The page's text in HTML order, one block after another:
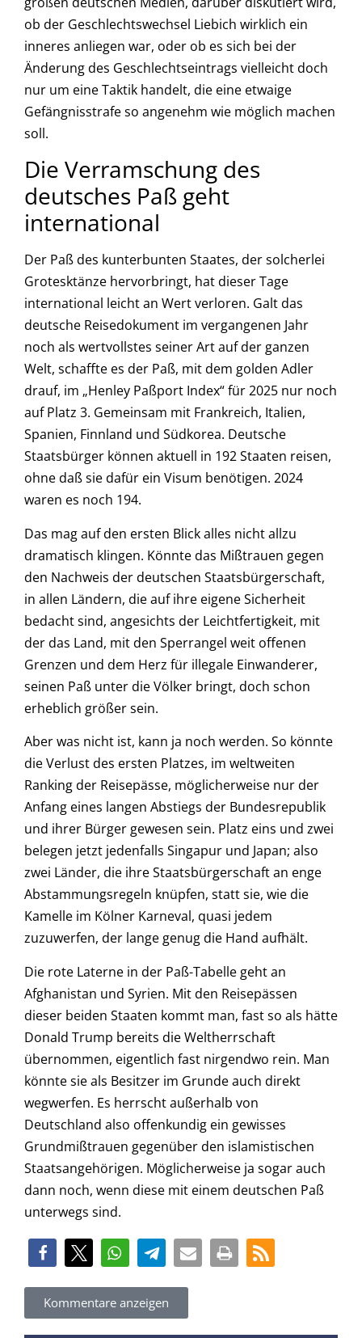
ob der Geschlechtswechsel Liebich wirklich ein
inneres anliegen war, oder ob es sich bei der
Änderung des Geschlechtseintrags vielleicht doch
nur um eine Taktik handelt, die eine etwaige
Gefängnisstrafe so angenehm wie möglich machen
soll.
Die Verramschung des
deutsches Paß geht
international
Der Paß des kunterbunten Staates, der solcherlei
Grotesktänze hervorbringt, hat dieser Tage
international leicht an Wert verloren. Galt das
deutsche Reisedokument im vergangenen Jahr
noch als wertvollstes seiner Art auf der ganzen
Welt, schaffte es der Paß, mit dem golden Adler
drauf, im „Henley Paßport Index“ für 2025 nur noch
auf Platz 3. Gemeinsam mit Frankreich, Italien,
Spanien, Finnland und Südkorea. Deutsche
Staatsbürger können aktuell in 192 Staaten reisen,
ohne daß sie dafür ein Visum benötigen. 2024
waren es noch 194.
Das mag auf den ersten Blick alles nicht allzu
dramatisch klingen. Könnte das Mißtrauen gegen
den Nachweis der deutschen Staatsbürgerschaft,
in allen Ländern, die auf ihre eigene Sicherheit
bedacht sind, angesichts der Leichtfertigkeit, mit
der das Land, mit den Sperrangel weit offenen
Grenzen und dem Herz für illegale Einwanderer,
seinen Paß unter die Völker bringt, doch schon
erheblich größer sein.
Aber was nicht ist, kann ja noch werden. So könnte
die Verlust des ersten Platzes, im weltweiten
Ranking der Reisepässe, möglicherweise nur der
Anfang eines langen Abstiegs der Bundesrepublik
und ihrer Bürger gewesen sein. Platz eins und zwei
belegen jetzt jedenfalls Singapur und Japan; also
zwei Länder, die ihre Staatsbürgerschaft an enge
Abstammungsregeln knüpfen, statt sie, wie die
Kamelle im Kölner Karneval, quasi jedem
zuzuwerfen, der lange genug die Hand aufhält.
Die rote Laterne in der Paß-Tabelle geht an
Afghanistan und Syrien. Mit den Reisepässen
dieser beiden Staaten kommt man, fast so als hätte
Donald Trump bereits die Weltherrschaft
übernommen, eigentlich fast nirgendwo rein. Man
könnte sie als Besitzer im Grunde auch direkt
wegwerfen. Es herrscht außerhalb von
Deutschland also offenkundig ein gewisses
Grundmißtrauen gegenüber den islamistischen
Staatsangehörigen. Möglicherweise ja sogar auch
dann noch, wenn diese mit einem deutschen Paß
unterwegs sind.
Kommentare anzeigen